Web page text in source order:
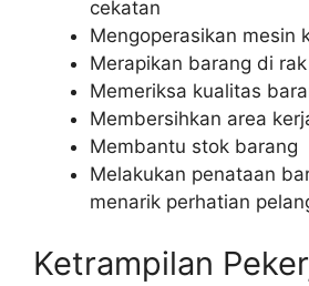
cekatan
Mengoperasikan mesin
Merapikan barang di
Memeriksa kualitas
Membersihkan area
Membantu stok barang
Melakukan penataan
menarik perhatian
Ketrampilan